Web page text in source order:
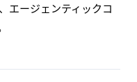
エージェンティックコ